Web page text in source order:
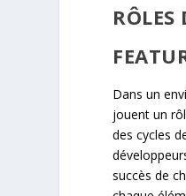
Dans un
jouent un
des cycles
succès de